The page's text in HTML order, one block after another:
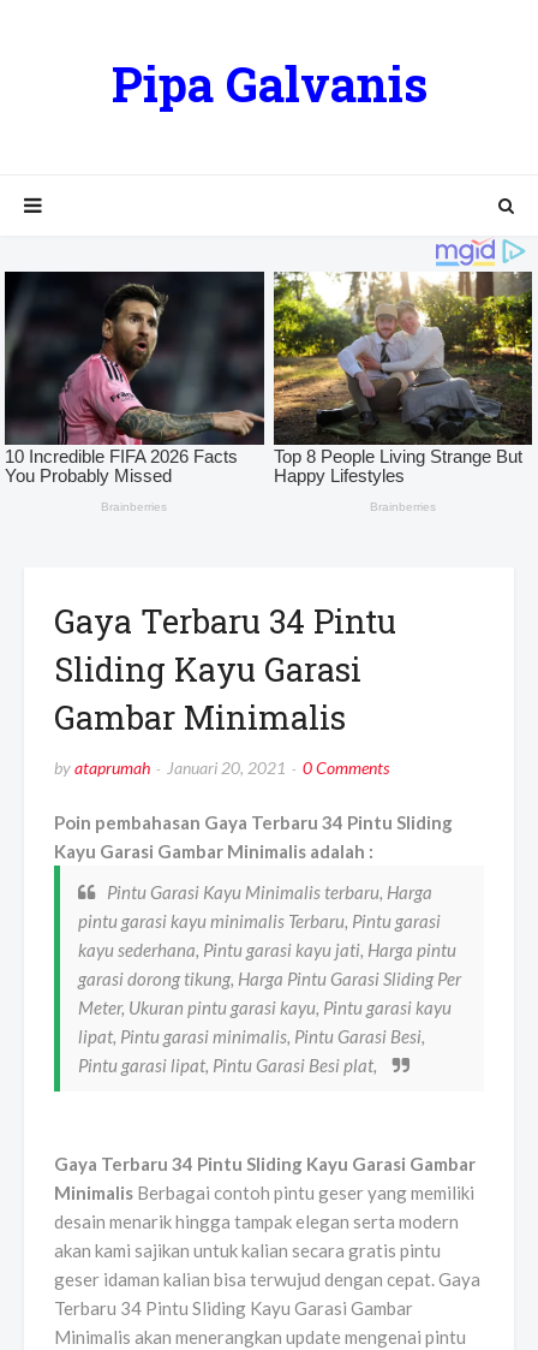
Pipa Galvanis
Gaya Terbaru 34 Pintu
Sliding Kayu Garasi
Gambar Minimalis
byataprumah Januari 20, 2021 0 Comments
Poin pembahasan Gaya Terbaru 34 Pintu Sliding
Kayu Garasi Gambar Minimalis adalah :
Pintu Garasi Kayu Minimalis terbaru, Harga
pintu garasi kayu minimalis Terbaru, Pintu garasi
kayu sederhana, Pintu garasi kayu jati, Harga pintu
garasi dorong tikung, Harga Pintu Garasi Sliding Per
Meter, Ukuran pintu garasi kayu, Pintu garasi kayu
lipat, Pintu garasi minimalis, Pintu Garasi Besi,
Pintu garasi lipat, Pintu Garasi Besi plat,
Gaya Terbaru 34 Pintu Sliding Kayu Garasi Gambar
Minimalis Berbagai contoh pintu geser yang memiliki
desain menarik hingga tampak elegan serta modern
akan kami sajikan untuk kalian secara gratis pintu
geser idaman kalian bisa terwujud dengan cepat. Gaya
Terbaru 34 Pintu Sliding Kayu Garasi Gambar
Minimalis akan menerangkan update mengenai pintu